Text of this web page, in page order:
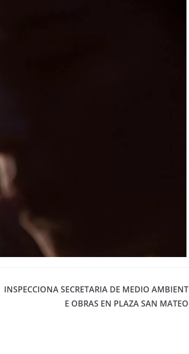
INSPECCIONA SECRETARIA DE MEDIO AMBIENT
E OBRAS EN PLAZA SAN MATEO